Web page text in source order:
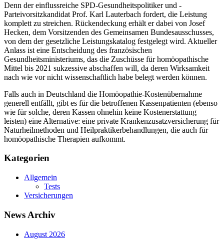
Denn der einflussreiche SPD-Gesundheitspolitiker und -
Parteivorsitzkandidat Prof. Karl Lauterbach fordert, die Leistung
komplett zu streichen. Rückendeckung erhält er dabei von Josef
Hecken, dem Vorsitzenden des Gemeinsamen Bundesausschusses,
von dem der gesetzliche Leistungskatalog festgelegt wird. Aktueller
Anlass ist eine Entscheidung des französischen
Gesundheitsministeriums, das die Zuschüsse für homöopathische
Mittel bis 2021 sukzessive abschaffen will, da deren Wirksamkeit
nach wie vor nicht wissenschaftlich habe belegt werden können.
Falls auch in Deutschland die Homöopathie-Kostenübernahme
generell entfällt, gibt es für die betroffenen Kassenpatienten (ebenso
wie für solche, deren Kassen ohnehin keine Kostenerstattung
leisten) eine Alternative: eine private Krankenzusatzversicherung für
Naturheilmethoden und Heilpraktikerbehandlungen, die auch für
homöopathische Therapien aufkommt.
Kategorien
Allgemein
Tests
Versicherungen
News Archiv
August 2026